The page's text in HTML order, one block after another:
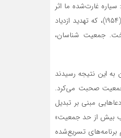
غارت‌شده ما اثر
فیرفیلد آزبورن و جاده بقا اثر ویلیام وگت. این کتاب‌ها همراه با جزوه بنیاد هیو مور، بمب جمعیت (۱۹۵۴)، که تهدید ازدیاد
جمعیت شناسان،
به این نتیجه رسیدند
جمعیت صحبت می‌کرد.
مبنی بر تبدیل
بیش از حد جمعیت»
برنامه‌های تسریع‌شده